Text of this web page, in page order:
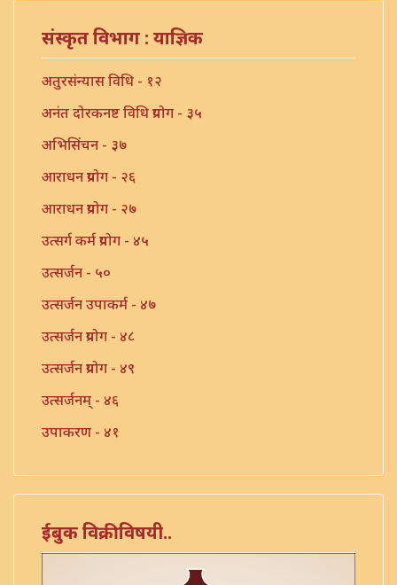
संस्कृत विभाग : याज्ञिक
अतुरसंन्यास विधि - १२
अनंत दोरकनष्ट विधि प्रयोग - ३५
अभिसिंचन - ३७
आराधन प्रयोग - २६
आराधन प्रयोग - २७
उत्सर्ग कर्म प्रयोग - ४५
उत्सर्जन - ५०
उत्सर्जन उपाकर्म - ४७
उत्सर्जन प्रयोग - ४८
उत्सर्जन प्रयोग - ४९
उत्सर्जनम् - ४६
उपाकरण - ४१
उपाकर्म - ४३
उपाकर्म - ४४
एका याज्ञिकाच्या ग्रंथांची यादी - ३
ईबुक विक्रीविषयी..